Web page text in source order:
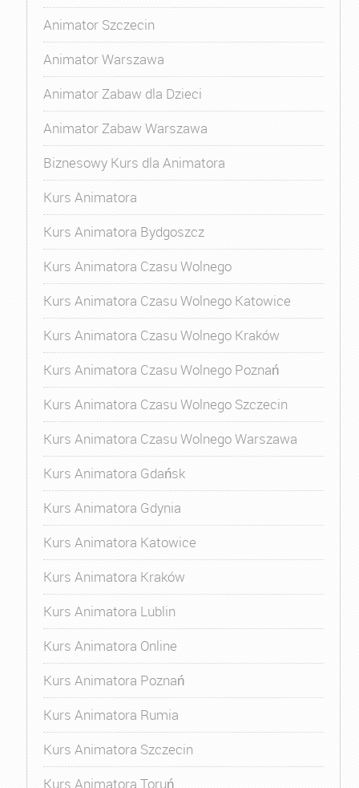
Animator Szczecin
Animator Warszawa
Animator Zabaw dla Dzieci
Animator Zabaw Warszawa
Biznesowy Kurs dla Animatora
Kurs Animatora
Kurs Animatora Bydgoszcz
Kurs Animatora Czasu Wolnego
Kurs Animatora Czasu Wolnego Katowice
Kurs Animatora Czasu Wolnego Kraków
Kurs Animatora Czasu Wolnego Poznań
Kurs Animatora Czasu Wolnego Szczecin
Kurs Animatora Czasu Wolnego Warszawa
Kurs Animatora Gdańsk
Kurs Animatora Gdynia
Kurs Animatora Katowice
Kurs Animatora Kraków
Kurs Animatora Lublin
Kurs Animatora Online
Kurs Animatora Poznań
Kurs Animatora Rumia
Kurs Animatora Szczecin
Kurs Animatora Toruń